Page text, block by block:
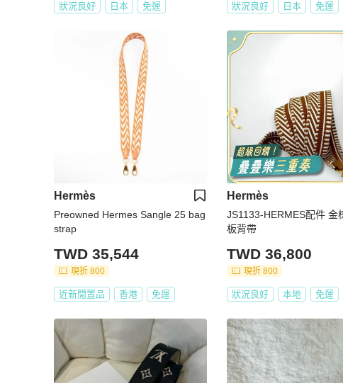
狀況良好 日本 免運 狀況良好 日本 免運
Hermès
Preowned Hermes Sangle 25 bag
strap
TWD 35,544
現折 800
近新閒置品 香港 免運
Hermès
JS1133-HERMES配件 金
板背帶
TWD 36,800
現折 800
狀況良好 本地 免運